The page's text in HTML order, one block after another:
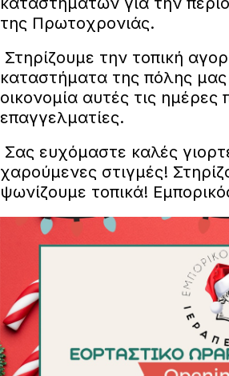
της Πρωτοχρονιάς.
Στηρίζουμε την τοπική
καταστήματα της πόλης μας
οικονομία αυτές τις
επαγγελματίες.
Σας ευχόμαστε καλές
χαρούμενες στιγμές!
ψωνίζουμε τοπικά!